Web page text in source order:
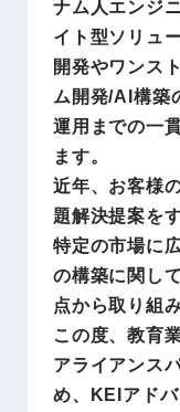
ナム人エンジ
イト型ソリュ
開発やワンス
ム開発/AI構築
運用までの一
ます。
近年、お客様
題解決提案を
特定の市場に
の構築に関し
点から取り組
この度、教育
アライアンス
め、KEIアド